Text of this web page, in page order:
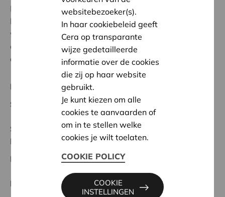
Erwtjes & Knollen. In het houten gebouwtje met
bijbehorende picknicktafels organiseren we voortaan
workshops en buurtevents. De steun leidde ook tot de
oprichting van vzw Veldhuis tussen Dender en Mark
die de gemeenschapswerking verder zal beheren.
Regionaal Project
Startdatum:
10/02/2025
Status:
Volledig
Dender-Zwalm
Datum:
10/02/2025
Beslissing: Goedgekeurd
websitebezoeker(s).
In haar cookiebeleid geeft
Cera op transparante
wijze gedetailleerde
informatie over de cookies
die zij op haar website
gebruikt.
Je kunt kiezen om alle
cookies te aanvaarden of
om in te stellen welke
cookies je wilt toelaten.
COOKIE POLICY
COOKIE
INSTELLINGEN